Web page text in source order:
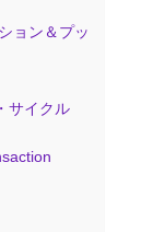
ョン＆プッ
サイクル